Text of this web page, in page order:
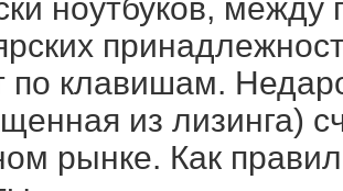
ноутбуков,
по клавишам.
из лизинга)
рынке. Как